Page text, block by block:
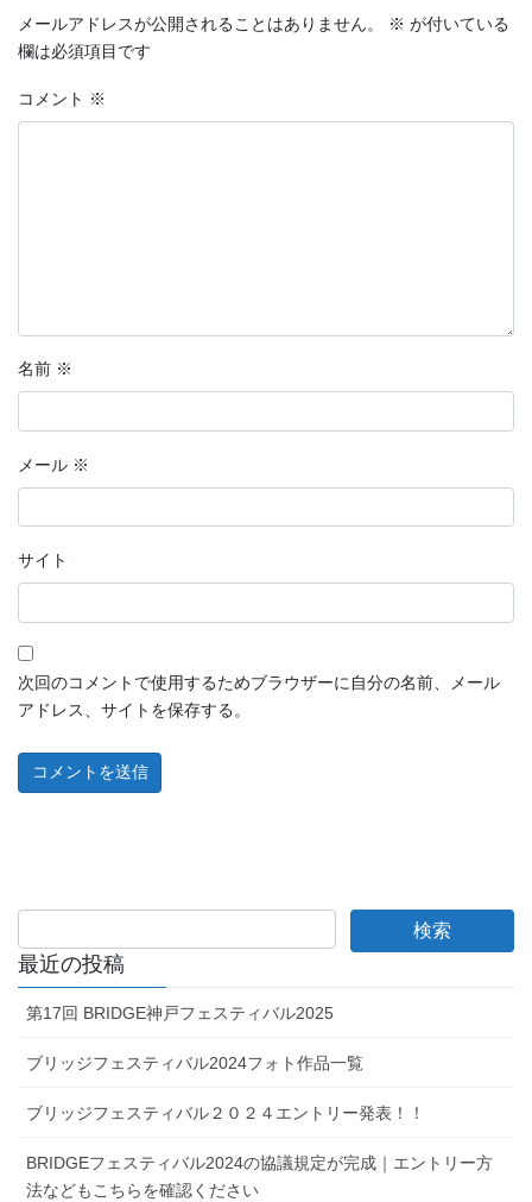
メールアドレスが公開されることはありません。 ※ が付いている
欄は必須項目です
コメント ※
名前 ※
メール ※
サイト
次回のコメントで使用するためブラウザーに自分の名前、メール
アドレス、サイトを保存する。
最近の投稿
第17回 BRIDGE神戸フェスティバル2025
ブリッジフェスティバル2024フォト作品一覧
ブリッジフェスティバル２０２４エントリー発表！！
BRIDGEフェスティバル2024の協議規定が完成｜エントリー方
法などもこちらを確認ください